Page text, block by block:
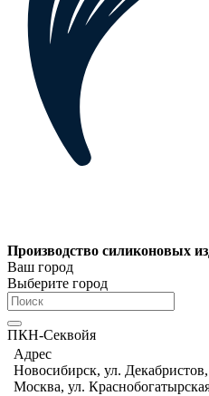
Производство силиконовых
Ваш город
Выберите город
ПКН-Секвойя
Адрес
Новосибирск, ул.
Москва, ул.